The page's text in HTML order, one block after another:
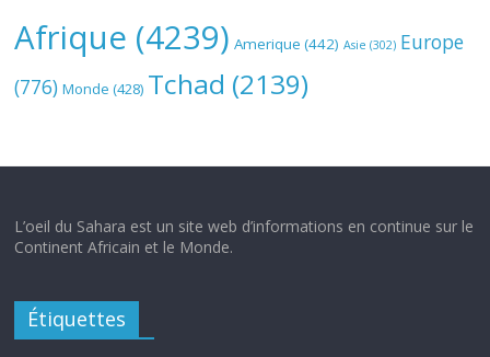
Afrique (4239) Amerique (442) Asie (302) Europe
(776) Monde (428) Tchad (2139)
L’oeil du Sahara est un site web d’informations en continue sur le
Continent Africain et le Monde.
Étiquettes